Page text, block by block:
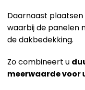
Daarnaast plaatsen
waarbij de panelen
de dakbedekking.
Zo combineert u
meerwaarde voor